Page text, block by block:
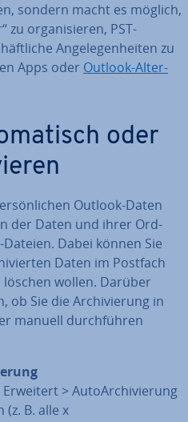
sondern macht es möglich,
zu or­ga­ni­sie­ren, PST-
An­ge­le­gen­hei­ten zu
Apps oder Outlook-Al­ter­
oder
Outlook-Daten
der Daten und ihrer Ord­
Dabei können Sie
Daten im Postfach
wollen. Darüber
ob Sie die Ar­chi­vie­rung in
manuell durch­füh­ren
> Au­to­Ar­chi­vie­rung
B. alle x